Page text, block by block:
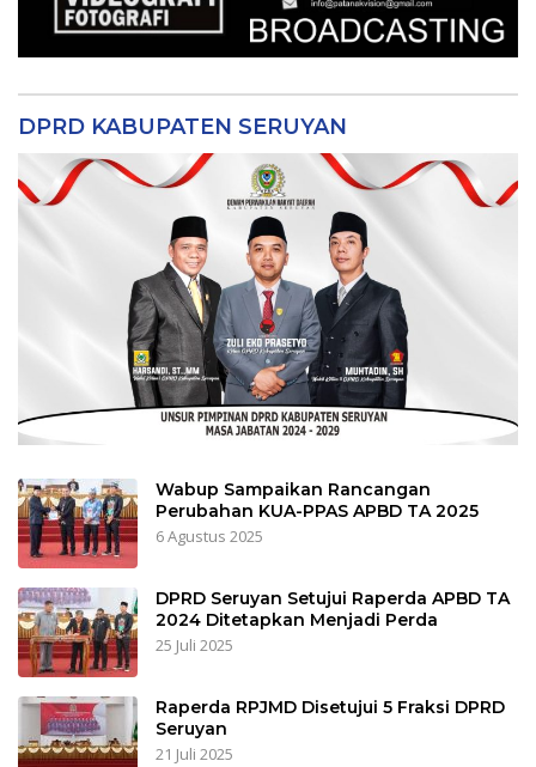
DPRD KABUPATEN SERUYAN
Wabup Sampaikan Rancangan
Perubahan KUA-PPAS APBD TA 2025
6 Agustus 2025
DPRD Seruyan Setujui Raperda APBD TA
2024 Ditetapkan Menjadi Perda
25 Juli 2025
Raperda RPJMD Disetujui 5 Fraksi DPRD
Seruyan
21 Juli 2025